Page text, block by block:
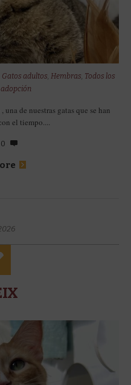
Gatos adultos, Hembras, Todos los
de nuestras gatas que se han
el tiempo....
0